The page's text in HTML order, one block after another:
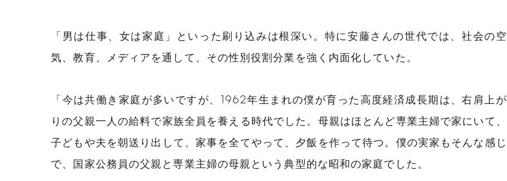
「男は仕事、女は家庭」といった刷り込みは根深い。特に安藤さんの世代では、社会の空
気、教育、メディアを通して、その性別役割分業を強く内面化していた。
「今は共働き家庭が多いですが、1962年生まれの僕が育った高度経済成長期は、右肩上が
りの父親一人の給料で家族全員を養える時代でした。母親はほとんど専業主婦で家にいて、
子どもや夫を朝送り出して、家事を全てやって、夕飯を作って待つ。僕の実家もそんな感じ
で、国家公務員の父親と専業主婦の母親という典型的な昭和の家庭でした。